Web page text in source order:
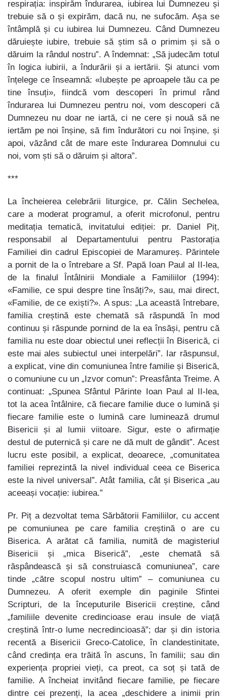
respirația: inspirăm îndurarea, iubirea lui Dumnezeu și
trebuie să o și expirăm, dacă nu, ne sufocăm. Așa se
întâmplă și cu iubirea lui Dumnezeu. Când Dumnezeu
dăruiește iubire, trebuie să știm să o primim și să o
dăruim la rândul nostru”. A îndemnat: „Să judecăm totul
în logica iubirii, a îndurării și a iertării. Și atunci vom
înțelege ce înseamnă: «Iubește pe aproapele tău ca pe
tine însuți», fiindcă vom descoperi în primul rând
îndurarea lui Dumnezeu pentru noi, vom descoperi că
Dumnezeu nu doar ne iartă, ci ne cere și nouă să ne
iertăm pe noi înșine, să fim îndurători cu noi înșine, și
apoi, văzând cât de mare este îndurarea Domnului cu
noi, vom ști să o dăruim și altora”.
***
La încheierea celebrării liturgice, pr. Călin Sechelea,
care a moderat programul, a oferit microfonul, pentru
meditația tematică, invitatului ediției: pr. Daniel Piț,
responsabil al Departamentului pentru Pastorația
Familiei din cadrul Episcopiei de Maramureș. Părintele
a pornit de la o întrebare a Sf. Papă Ioan Paul al II-lea,
de la finalul Întâlnirii Mondiale a Familiilor (1994):
«Familie, ce spui despre tine însăți?», sau, mai direct,
«Familie, de ce exiști?». A spus: „La această întrebare,
familia creștină este chemată să răspundă în mod
continuu și răspunde pornind de la ea însăși, pentru că
familia nu este doar obiectul unei reflecții în Biserică, ci
este mai ales subiectul unei interpelări”. Iar răspunsul,
a explicat, vine din comuniunea între familie și Biserică,
o comuniune cu un „Izvor comun”: Preasfânta Treime. A
continuat: „Spunea Sfântul Părinte Ioan Paul al II-lea,
tot la acea întâlnire, că fiecare familie duce o lumină și
fiecare familie este o lumină care luminează drumul
Bisericii și al lumii viitoare. Sigur, este o afirmație
destul de puternică și care ne dă mult de gândit”. Acest
lucru este posibil, a explicat, deoarece, „comunitatea
familiei reprezintă la nivel individual ceea ce Biserica
este la nivel universal”. Atât familia, cât și Biserica „au
aceeași vocație: iubirea.”
Pr. Piț a dezvoltat tema Sărbătorii Familiilor, cu accent
pe comuniunea pe care familia creștină o are cu
Biserica. A arătat că familia, numită de magisteriul
Bisericii și „mica Biserică”, „este chemată să
răspândească și să construiască comuniunea”, care
tinde „către scopul nostru ultim” – comuniunea cu
Dumnezeu. A oferit exemple din paginile Sfintei
Scripturi, de la începuturile Bisericii creștine, când
„familiile devenite credincioase erau insule de viață
creștină într-o lume necredincioasă”; dar și din istoria
recentă a Bisericii Greco-Catolice, în clandestinitate,
când credința era trăită în ascuns, în familii; sau din
experiența propriei vieți, ca preot, ca soț și tată de
familie. A încheiat invitând fiecare familie, pe fiecare
dintre cei prezenți, la acea „deschidere a inimii prin